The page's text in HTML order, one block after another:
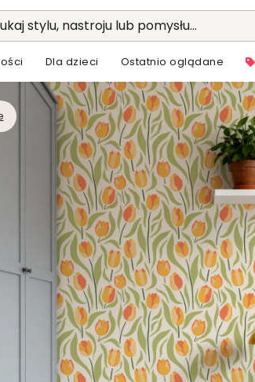
stylu, nastroju lub pomysłu...
Dla dzieci Ostatnio oglądane